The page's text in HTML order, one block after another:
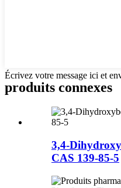
Écrivez votre message ici et
produits connexes
3,4-
CAS 139-85-5